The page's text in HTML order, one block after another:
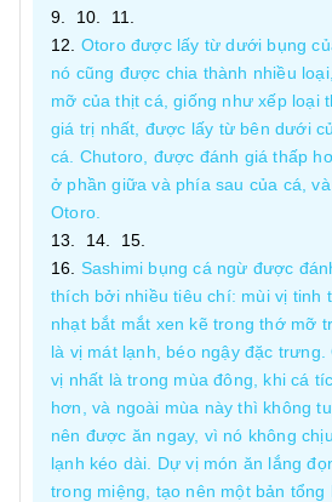
Otoro được lấy từ dưới bụng
nó cũng được chia thành nhiều
mỡ của thịt cá, giống như xếp loại
giá trị nhất, được lấy từ bên dưới
cá. Chutoro, được đánh giá thấp
ở phần giữa và phía sau của cá,
Otoro.
Sashimi bụng cá ngừ được
thích bởi nhiều tiêu chí: mùi vị tinh
nhạt bắt mắt xen kẽ trong thớ mỡ
là vị mát lạnh, béo ngậy đặc
vị nhất là trong mùa đông, khi cá
hơn, và ngoài mùa này thì không
nên được ăn ngay, vì nó không
lạnh kéo dài. Dự vị món ăn lắng
trong miệng, tạo nên một bản